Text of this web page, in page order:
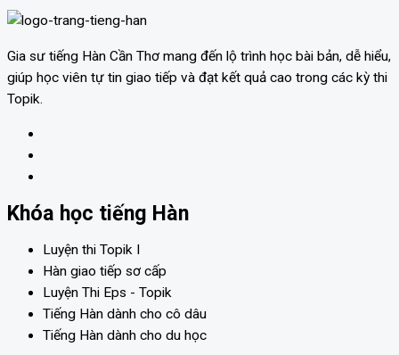
Gia sư tiếng Hàn Cần Thơ mang đến lộ trình học bài bản, dễ hiểu,
giúp học viên tự tin giao tiếp và đạt kết quả cao trong các kỳ thi
Topik.
Khóa học tiếng Hàn
Luyện thi Topik I
Hàn giao tiếp sơ cấp
Luyện Thi Eps - Topik
Tiếng Hàn dành cho cô dâu
Tiếng Hàn dành cho du học